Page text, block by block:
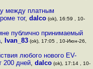
между платным
тог, dalco(ok), 16:59 , 10-
публично принимаемый
, Ivan_83(ok), 17:05 , 10-Июн-26,
любого нового EV-
200 дней,dalco (ok), 17:14 , 10-